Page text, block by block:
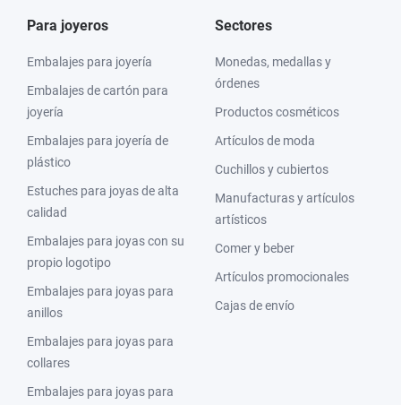
Para joyeros
Embalajes para joyería
Embalajes de cartón para
joyería
Embalajes para joyería de
plástico
Estuches para joyas de alta
calidad
Embalajes para joyas con su
propio logotipo
Embalajes para joyas para
anillos
Embalajes para joyas para
collares
Embalajes para joyas para
Sectores
Monedas, medallas y
órdenes
Productos cosméticos
Artículos de moda
Cuchillos y cubiertos
Manufacturas y artículos
artísticos
Comer y beber
Artículos promocionales
Cajas de envío